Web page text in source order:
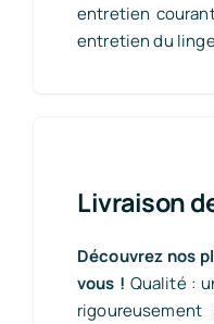
entretien
entretien du
Livraison
Découvrez nos
vous ! Qualité :